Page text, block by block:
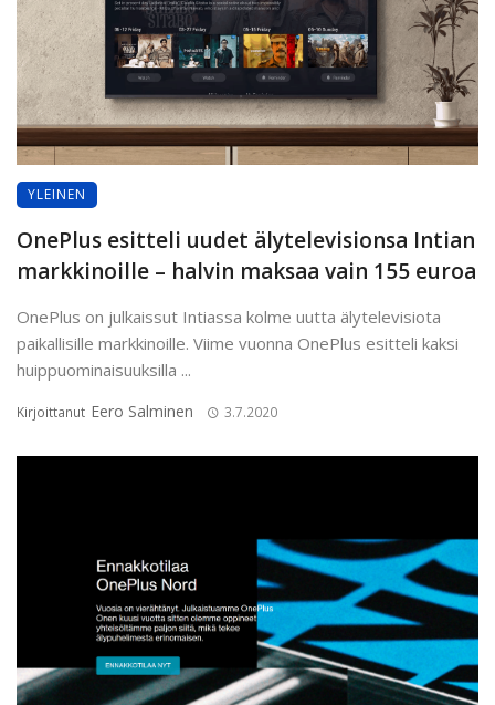
YLEINEN
OnePlus esitteli uudet älytelevisionsa Intian
markkinoille – halvin maksaa vain 155 euroa
OnePlus on julkaissut Intiassa kolme uutta älytelevisiota
paikallisille markkinoille. Viime vuonna OnePlus esitteli kaksi
huippuominaisuuksilla ...
Kirjoittanut Eero Salminen 3.7.2020